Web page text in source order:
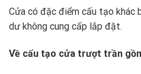
Cửa có đặc điểm cấu tạo khác
dư không cung cấp lắp đặt.
Về cấu tạo cửa trượt trần